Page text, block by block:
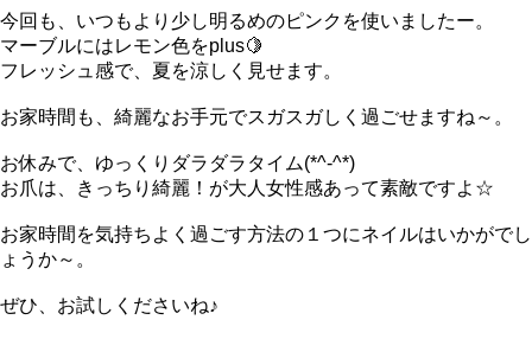
今回も、いつもより少し明るめのピンクを使いましたー。
マーブルにはレモン色をplus🍋
フレッシュ感で、夏を涼しく見せます。
お家時間も、綺麗なお手元でスガスガしく過ごせますね～。
お休みで、ゆっくりダラダラタイム(*^-^*)
お爪は、きっちり綺麗！が大人女性感あって素敵ですよ☆
お家時間を気持ちよく過ごす方法の１つにネイルはいかがでし
ょうか～。
ぜひ、お試しくださいね♪